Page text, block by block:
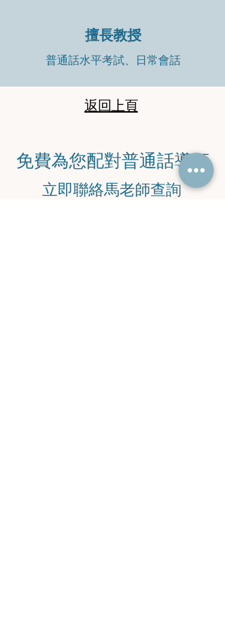
擅長教授
普通話水平考試、日常會話
返回上頁
​免費為您配對普通話導師
​立即聯絡馬老師查詢